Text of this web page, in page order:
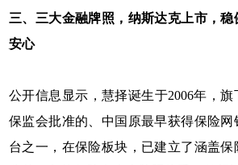
三、三大金融牌照，纳斯达克上市，
安心
公开信息显示，慧择诞生于2006年，
保监会批准的、中国原最早获得保险
台之一，在保险板块，已建立了涵盖保